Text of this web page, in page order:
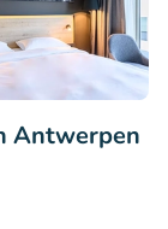
Antwerpen